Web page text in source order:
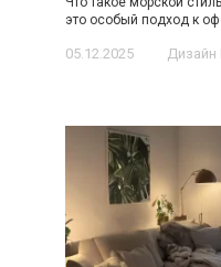
это особый подход к
05.12.2025 Дизайн